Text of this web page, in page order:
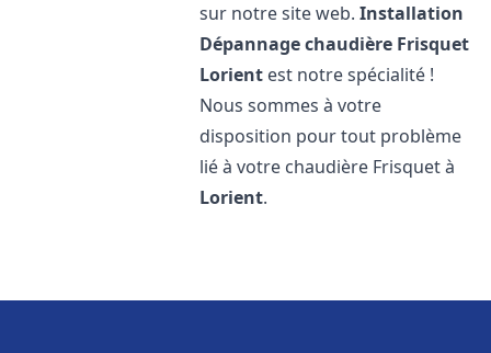
sur notre site web.Installation
Dépannage chaudière Frisquet
Lorient est notre spécialité !
Nous sommes à votre
disposition pour tout problème
lié à votre chaudière Frisquet à
Lorient.